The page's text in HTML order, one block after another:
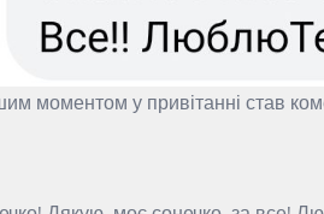
моментом у привітанні став